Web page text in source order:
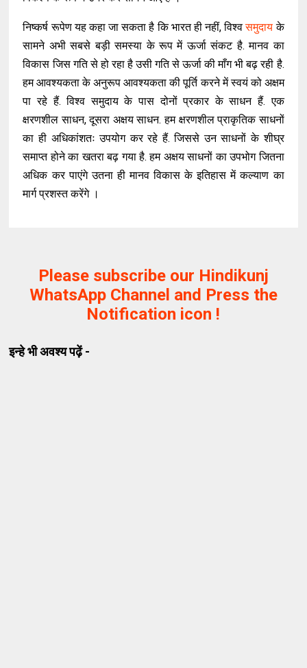
निष्कर्ष रूपेण यह कहा जा सकता है कि भारत ही नहीं, विश्वसमुदाय के
सामने अभी सबसे बड़ी समस्या के रूप में ऊर्जा संकट है. मानव का
विकास जिस गति से हो रहा है उसी गति से ऊर्जा की माँग भी बढ़ रही है.
हम आवश्यकता के अनुरूप आवश्यकता की पूर्ति करने में स्वयं को अक्षम
पा रहे हैं. विश्व समुदाय के पास दोनों प्रकार के साधन हैं. एक
क्षरणशील साधन, दूसरा अक्षय साधन. हम क्षरणशील प्राकृतिक साधनों
का ही अधिकांशतः उपयोग कर रहे हैं. जिससे उन साधनों के शीघ्र
समाप्त होने का खतरा बढ़ गया है. हम अक्षय साधनों का उपभोग जितना
अधिक कर पाएंगे उतना ही मानव विकास के इतिहास में कल्याण का
मार्ग प्रशस्त करेंगे ।
Please subscribe our Hindikunj
WhatsApp Channel and Press the
Notification icon !
इन्हे भी अवश्य पढ़ें -